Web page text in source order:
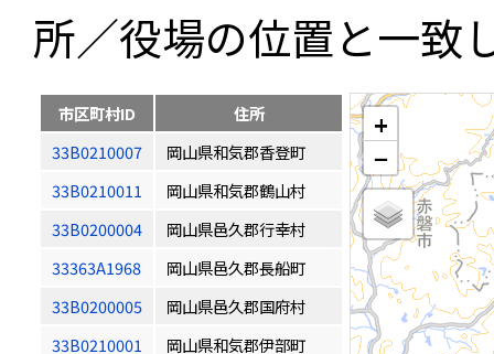
所／役場の位置と一致
市区町村ID
住所
33B0210007
岡山県和気郡香登町
33B0210011
岡山県和気郡鶴山村
33B0200004
岡山県邑久郡行幸村
33363A1968
岡山県邑久郡長船町
33B0200005
岡山県邑久郡国府村
33B0210001
岡山県和気郡伊部町
+
−